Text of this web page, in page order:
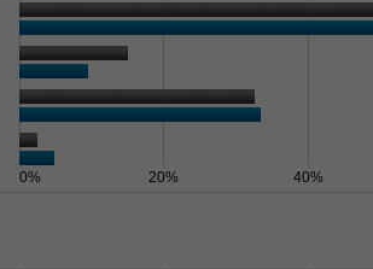
0%
20% 40%